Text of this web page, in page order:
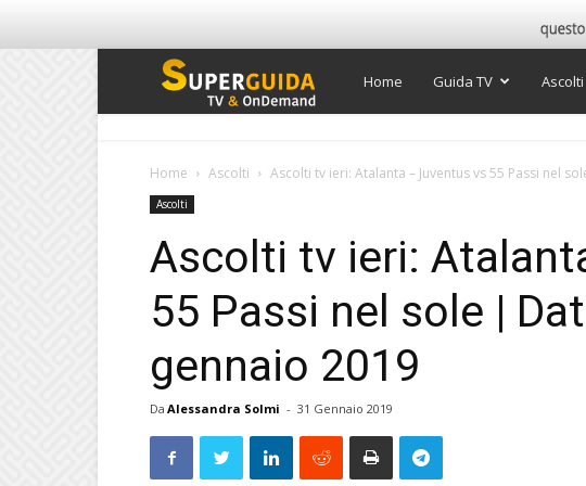
Super
Home Guida TV
Home Ascolti Ascolti tv ieri: Atalanta – Juventus vs 55 Passi nel
Ascolti
Ascolti tv ieri:
55 Passi nel sole |
gennaio 2019
Da Alessandra Solmi - 31 Gennaio 2019